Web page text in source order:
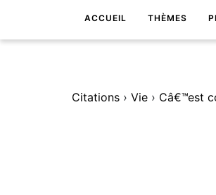
ACCUEIL THÈMES
Citations › Vie ›